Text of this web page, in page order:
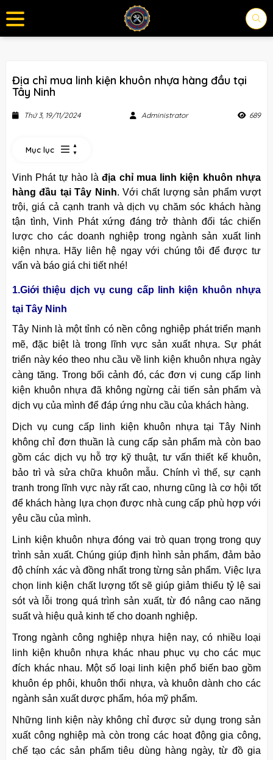
Địa chỉ mua linh kiện khuôn nhựa hàng đầu tại
Tây Ninh
Thứ 3, 19/11/2024 Administrator 689
Mục lục
Vinh Phát tự hào là địa chỉ mua linh kiện khuôn nhựa
hàng đầu tại Tây Ninh. Với chất lượng sản phẩm vượt
trội, giá cả cạnh tranh và dịch vụ chăm sóc khách hàng
tận tình, Vinh Phát xứng đáng trở thành đối tác chiến
lược cho các doanh nghiệp trong ngành sản xuất linh
kiện nhựa. Hãy liên hệ ngay với chúng tôi để được tư
vấn và báo giá chi tiết nhé!
1.Giới thiệu dịch vụ cung cấp linh kiện khuôn nhựa
tại Tây Ninh
Tây Ninh là một tỉnh có nền công nghiệp phát triển mạnh
mẽ, đặc biệt là trong lĩnh vực sản xuất nhựa. Sự phát
triển này kéo theo nhu cầu về linh kiện khuôn nhựa ngày
càng tăng. Trong bối cảnh đó, các đơn vị cung cấp linh
kiện khuôn nhựa đã không ngừng cải tiến sản phẩm và
dịch vụ của mình để đáp ứng nhu cầu của khách hàng.
Dịch vụ cung cấp linh kiện khuôn nhựa tại Tây Ninh
không chỉ đơn thuần là cung cấp sản phẩm mà còn bao
gồm các dịch vụ hỗ trợ kỹ thuật, tư vấn thiết kế khuôn,
bảo trì và sửa chữa khuôn mẫu. Chính vì thế, sự cạnh
tranh trong lĩnh vực này rất cao, nhưng cũng là cơ hội tốt
để khách hàng lựa chọn được nhà cung cấp phù hợp với
yêu cầu của mình.
Linh kiện khuôn nhựa đóng vai trò quan trọng trong quy
trình sản xuất. Chúng giúp định hình sản phẩm, đảm bảo
độ chính xác và đồng nhất trong từng sản phẩm. Việc lựa
chọn linh kiện chất lượng tốt sẽ giúp giảm thiểu tỷ lệ sai
sót và lỗi trong quá trình sản xuất, từ đó nâng cao năng
suất và hiệu quả kinh tế cho doanh nghiệp.
Trong ngành công nghiệp nhựa hiện nay, có nhiều loại
linh kiện khuôn nhựa khác nhau phục vụ cho các mục
đích khác nhau. Một số loại linh kiện phổ biến bao gồm
khuôn ép phôi, khuôn thổi nhựa, và khuôn dành cho các
ngành sản xuất dược phẩm, hóa mỹ phẩm.
Những linh kiện này không chỉ được sử dụng trong sản
xuất công nghiệp mà còn trong các hoạt động gia công,
chế tạo các sản phẩm tiêu dùng hàng ngày, từ đồ gia